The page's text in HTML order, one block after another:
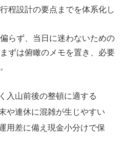
程設計の要点までを体系化し
らず、当日に迷わないための
ずは俯瞰のメモを置き、必要
入山前後の整頓に適する
や連休に混雑が生じやすい
用差に備え現金小分けで保